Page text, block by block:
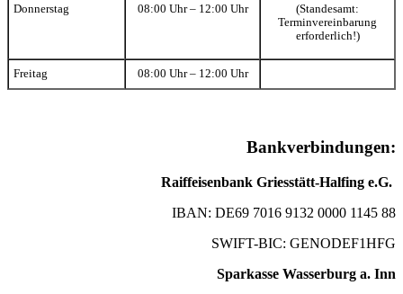
Donnerstag 08:00 Uhr – 12:00 Uhr
(Standesamt:
Terminvereinbarung
erforderlich!)
Freitag 08:00 Uhr – 12:00 Uhr
Bankverbindungen:
Raiffeisenbank Griesstätt-Halfing e.G.
IBAN: DE69 7016 9132 0000 1145 88
SWIFT-BIC: GENODEF1HFG
Sparkasse Wasserburg a. Inn